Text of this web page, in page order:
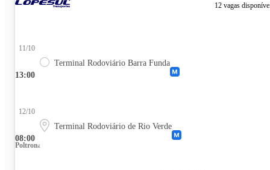
12 vagas
13:00
11/10
Terminal Rodoviário Barra Funda
08:00
12/10
Terminal Rodoviário de Rio Verde
Poltrona